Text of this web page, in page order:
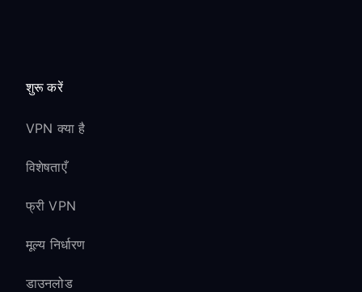
शुरू करें
VPN क्या है
विशेषताएँ
फ्री VPN
मूल्य निर्धारण
डाउनलोड